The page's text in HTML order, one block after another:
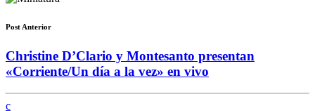
Post Anterior
Christine D’Clario y Montesanto presentan
«Corriente/Un día a la vez» en vivo